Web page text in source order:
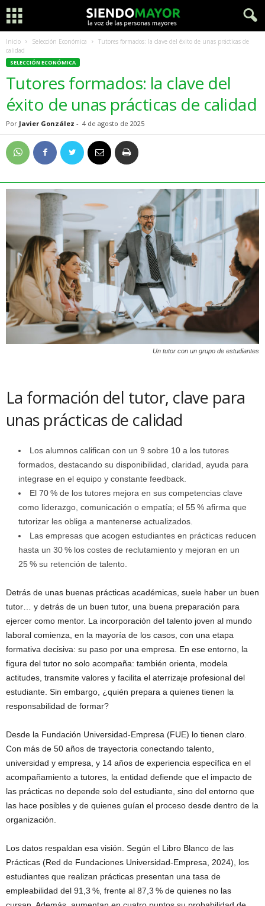
Inicio Selección Económica
Tutores formados: la clave del éxito de unas prácticas de
calidad
SELECCIÓN ECONÓMICA
Tutores formados: la clave del
éxito de unas prácticas de calidad
Por Javier González - 4 de agosto de 2025
Un tutor con un grupo de estudiantes
La formación del tutor, clave para
unas prácticas de calidad
Los alumnos califican con un 9 sobre 10 a los tutores
formados, destacando su disponibilidad, claridad, ayuda para
integrase en el equipo y constante feedback.
El 70 % de los tutores mejora en sus competencias clave
como liderazgo, comunicación o empatía; el 55 % afirma que
tutorizar les obliga a mantenerse actualizados.
Las empresas que acogen estudiantes en prácticas reducen
hasta un 30 % los costes de reclutamiento y mejoran en un
25 % su retención de talento.
Detrás de unas buenas prácticas académicas, suele haber un buen
tutor… y detrás de un buen tutor, una buena preparación para
ejercer como mentor. La incorporación del talento joven al mundo
laboral comienza, en la mayoría de los casos, con una etapa
formativa decisiva: su paso por una empresa. En ese entorno, la
figura del tutor no solo acompaña: también orienta, modela
actitudes, transmite valores y facilita el aterrizaje profesional del
estudiante. Sin embargo, ¿quién prepara a quienes tienen la
responsabilidad de formar?
Desde la Fundación Universidad-Empresa (FUE) lo tienen claro.
Con más de 50 años de trayectoria conectando talento,
universidad y empresa, y 14 años de experiencia específica en el
acompañamiento a tutores, la entidad defiende que el impacto de
las prácticas no depende solo del estudiante, sino del entorno que
las hace posibles y de quienes guían el proceso desde dentro de la
organización.
Los datos respaldan esa visión. Según el Libro Blanco de las
Prácticas (Red de Fundaciones Universidad-Empresa, 2024), los
estudiantes que realizan prácticas presentan una tasa de
empleabilidad del 91,3 %, frente al 87,3 % de quienes no las